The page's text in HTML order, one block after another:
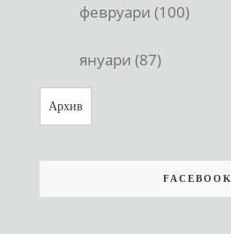
февруари (100)
януари (87)
Архив
FACEBOOK